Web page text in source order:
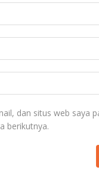
dan situs web saya
berikutnya.